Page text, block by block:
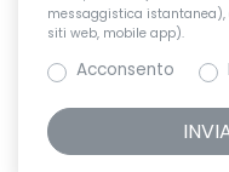
messaggistica
siti web, mobile app).
Acconsento